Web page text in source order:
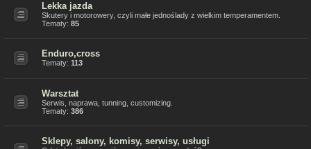
Lekka jazda
Skutery i motorowery, czyli małe jednoślady z wielkim temperamentem.
Tematy: 85
Enduro,cross
Tematy: 113
Warsztat
Serwis, naprawa, tunning, customizing.
Tematy: 386
Sklepy, salony, komisy, serwisy, usługi